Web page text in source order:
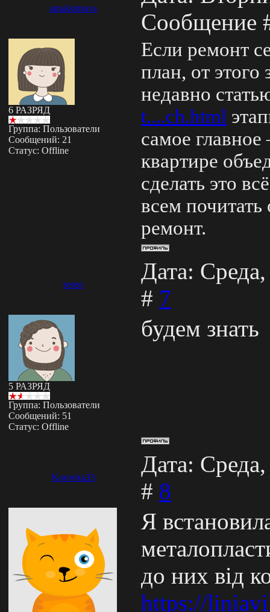
amaksimova
Сообщение
6 РАЗРЯД
Группа: Пользователи
Сообщений: 21
Статус: Offline
Если ремонт
план, от этого
недавно
t....ch.html
самое
квартире
сделать это
всем
ремонт.
seren
Дата:
# 7
5 РАЗРЯД
Группа: Пользователи
Сообщений: 51
Статус: Offline
будем знать
Korovka33
Дата:
# 8
Я
до них від
https://